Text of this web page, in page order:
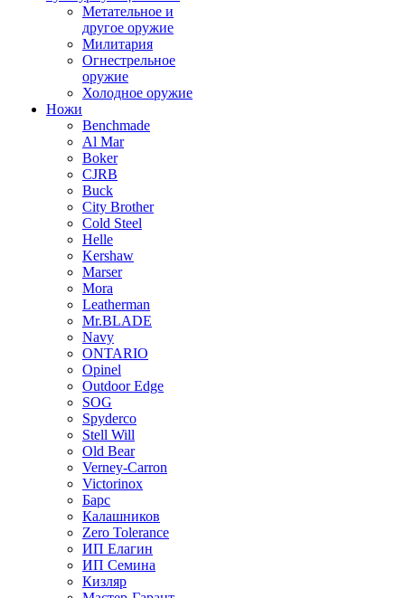
Метательное и
другое оружие
Милитария
Огнестрельное
оружие
Холодное оружие
Ножи
Benchmade
Al Mar
Boker
CJRB
Buck
City Brother
Cold Steel
Helle
Kershaw
Marser
Mora
Leatherman
Mr.BLADE
Navy
ONTARIO
Opinel
Outdoor Edge
SOG
Spyderco
Stell Will
Old Bear
Verney-Carron
Victorinox
Барс
Калашников
Zero Tolerance
ИП Елагин
ИП Семина
Кизляр